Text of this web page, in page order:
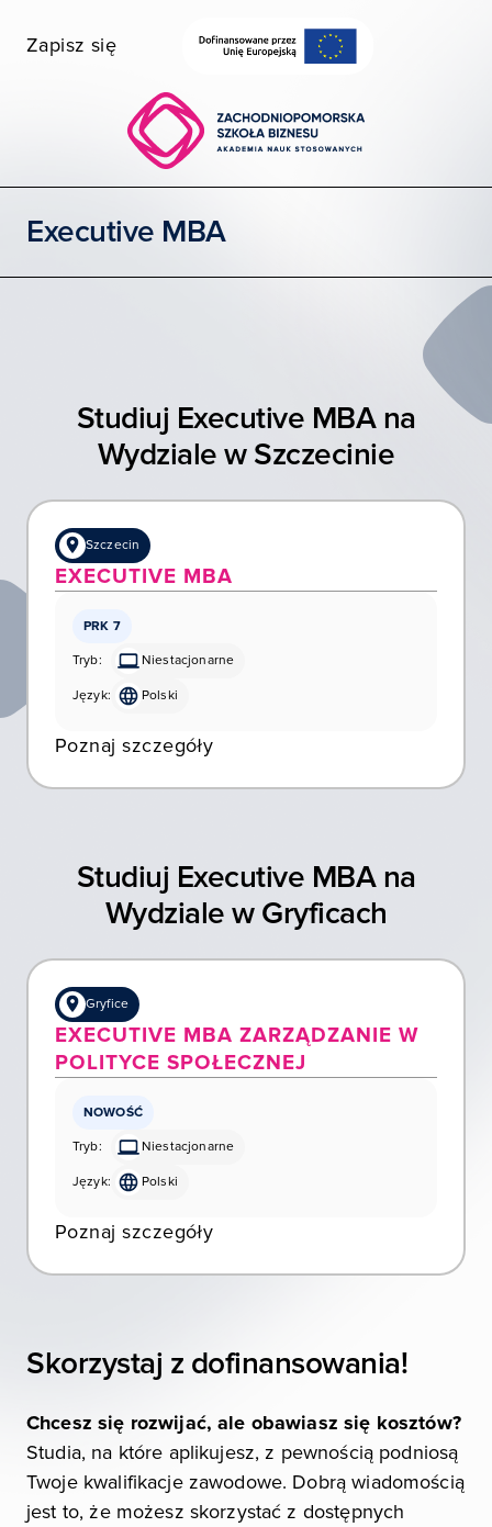
Zapisz się
Wybierz wydział
Uczelnia dostępna
STUDIA I SZKOLENIA
Moja ZPSB
Executive MBA
Studiuj Executive MBA na
Wydziale w Szczecinie
Szczecin
EXECUTIVE MBA
PRK 7
Tryb: Niestacjonarne
Język: Polski
Poznaj szczegóły
Studiuj Executive MBA na
Wydziale w Gryficach
Gryfice
EXECUTIVE MBA ZARZĄDZANIE W
POLITYCE SPOŁECZNEJ
NOWOŚĆ
Tryb: Niestacjonarne
Język: Polski
Poznaj szczegóły
Skorzystaj z dofinansowania!
Chcesz się rozwijać, ale obawiasz się kosztów?
Studia, na które aplikujesz, z pewnością podniosą
Twoje kwalifikacje zawodowe. Dobrą wiadomością
jest to, że możesz skorzystać z dostępnych